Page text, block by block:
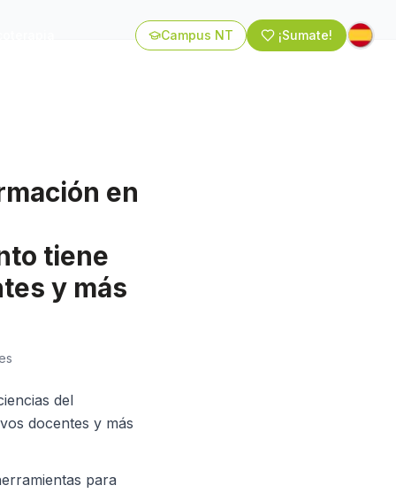
Campus NT ¡Sumate!
en
tiene
y más
del
docentes y más
para